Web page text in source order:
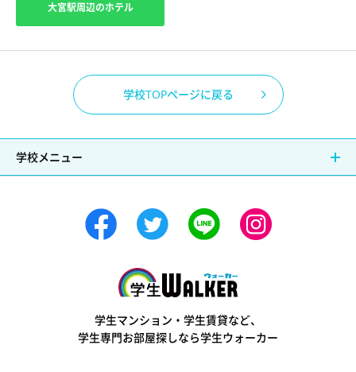
大宮駅周辺のホテル
学校TOPページに戻る
学校メニュー
学生マンション・学生賃貸など、
学生専門お部屋探しなら学生ウォーカー